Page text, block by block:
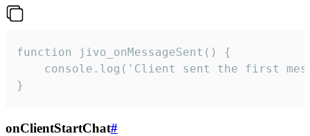
function jivo_onMessageSent() {
console.log('Client sent the first
}
onClientStartChat#